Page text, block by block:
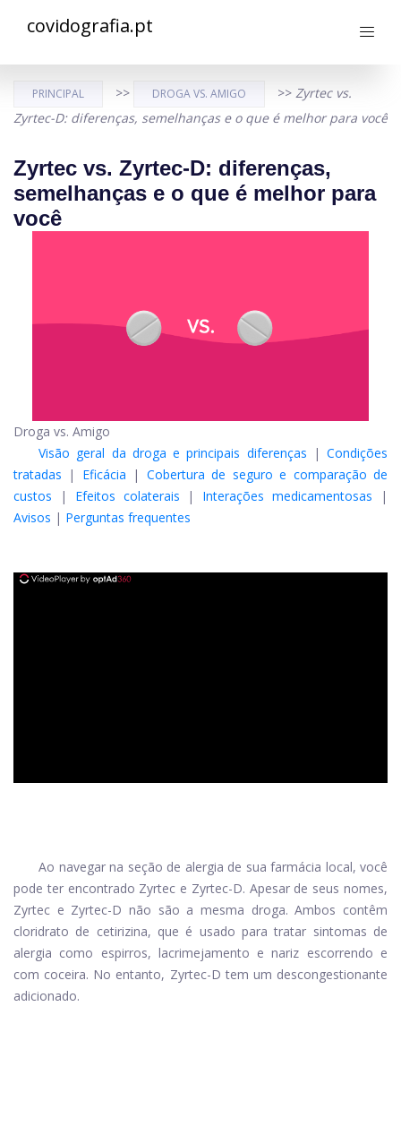
covidografia.pt
PRINCIPAL >> DROGA VS. AMIGO >> Zyrtec vs.
Zyrtec-D: diferenças, semelhanças e o que é melhor para você
Zyrtec vs. Zyrtec-D: diferenças,
semelhanças e o que é melhor para
você
Droga vs. Amigo
Visão geral da droga e principais diferenças | Condições
tratadas | Eficácia | Cobertura de seguro e comparação de
custos | Efeitos colaterais | Interações medicamentosas |
Avisos | Perguntas frequentes
Ao navegar na seção de alergia de sua farmácia local, você
pode ter encontrado Zyrtec e Zyrtec-D. Apesar de seus nomes,
Zyrtec e Zyrtec-D não são a mesma droga. Ambos contêm
cloridrato de cetirizina, que é usado para tratar sintomas de
alergia como espirros, lacrimejamento e nariz escorrendo e
com coceira. No entanto, Zyrtec-D tem um descongestionante
adicionado.